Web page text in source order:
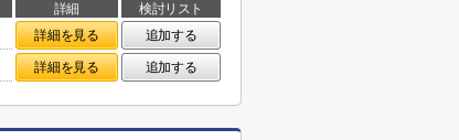
詳細
検討リスト
詳細を見る
追加する
詳細を見る 追加する